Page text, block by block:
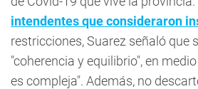
intendentes que consideraron
restricciones,Suarez señaló que
"coherencia y equilibrio", en
es compleja". Además, no